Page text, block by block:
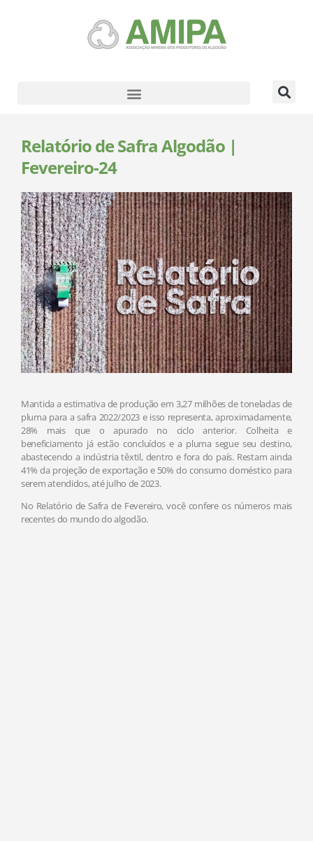
Relatório de Safra Algodão |
Fevereiro-24
Mantida a estimativa de produção em 3,27 milhões de toneladas de
pluma para a safra 2022/2023 e isso representa, aproximadamente,
28% mais que o apurado no ciclo anterior. Colheita e
beneficiamento já estão concluídos e a pluma segue seu destino,
abastecendo a indústria têxtil, dentro e fora do país. Restam ainda
41% da projeção de exportação e 50% do consumo doméstico para
serem atendidos, até julho de 2023.
No Relatório de Safra de Fevereiro, você confere os números mais
recentes do mundo do algodão.